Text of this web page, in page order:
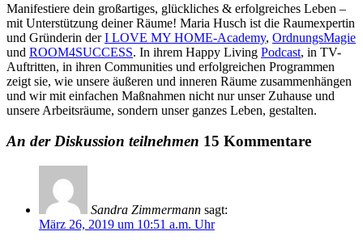
Manifestiere dein großartiges, glückliches & erfolgreiches Leben –
mit Unterstützung deiner Räume! Maria Husch ist die Raumexpertin
und Gründerin derI LOVE MY HOME-Academy, OrdnungsMagie
und ROOM4SUCCESS. In ihrem Happy Living Podcast, in TV-
Auftritten, in ihren Communities und erfolgreichen Programmen
zeigt sie, wie unsere äußeren und inneren Räume zusammenhängen
und wir mit einfachen Maßnahmen nicht nur unser Zuhause und
unsere Arbeitsräume, sondern unser ganzes Leben, gestalten.
An der Diskussion teilnehmen 15 Kommentare
Sandra Zimmermann sagt:
März 26, 2019 um 10:51 a.m. Uhr